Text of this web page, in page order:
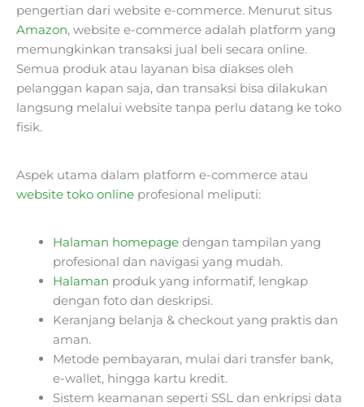
pengertian dari website e-commerce. Menurut situs
Amazon, website e-commerce adalah platform yang
memungkinkan transaksi jual beli secara online.
Semua produk atau layanan bisa diakses oleh
pelanggan kapan saja, dan transaksi bisa dilakukan
langsung melalui website tanpa perlu datang ke toko
fisik.
Aspek utama dalam platform e-commerce atau
website toko online profesional meliputi:
Halaman homepage dengan tampilan yang
profesional dan navigasi yang mudah.
Halaman produk yang informatif, lengkap
dengan foto dan deskripsi.
Keranjang belanja & checkout yang praktis dan
aman.
Metode pembayaran, mulai dari transfer bank,
e-wallet, hingga kartu kredit.
Sistem keamanan seperti SSL dan enkripsi data